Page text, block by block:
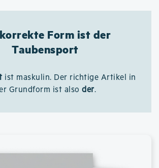
Form ist der
Taubensport
ist maskulin. Der richtige Artikel in
Grundform ist alsoder.